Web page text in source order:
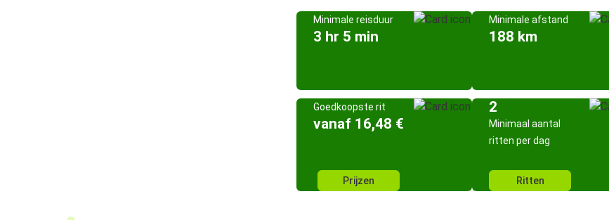
Minimale reisduur
3 hr 5 min
Minimale afstand
188 km
Goedkoopste rit
vanaf 16,48 €
Prijzen
2
Minimaal aantal
ritten per dag
Ritten